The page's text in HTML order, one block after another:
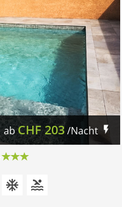
abCHF 203/Nacht